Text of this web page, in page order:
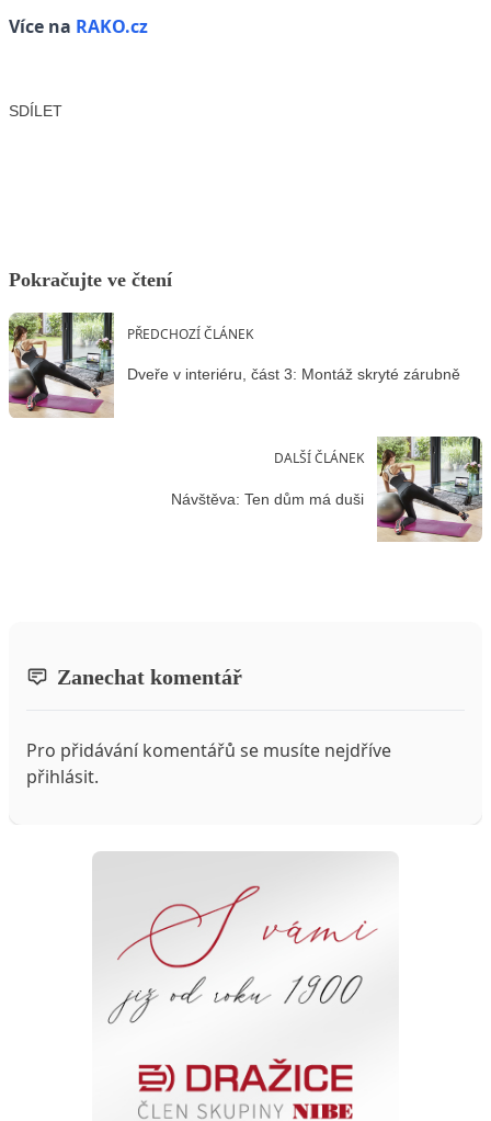
Více na RAKO.cz
SDÍLET
Pokračujte ve čtení
PŘEDCHOZÍ ČLÁNEK
Dveře v interiéru, část 3: Montáž skryté zárubně
DALŠÍ ČLÁNEK
Návštěva: Ten dům má duši
Zanechat komentář
Pro přidávání komentářů se musíte nejdříve
přihlásit.